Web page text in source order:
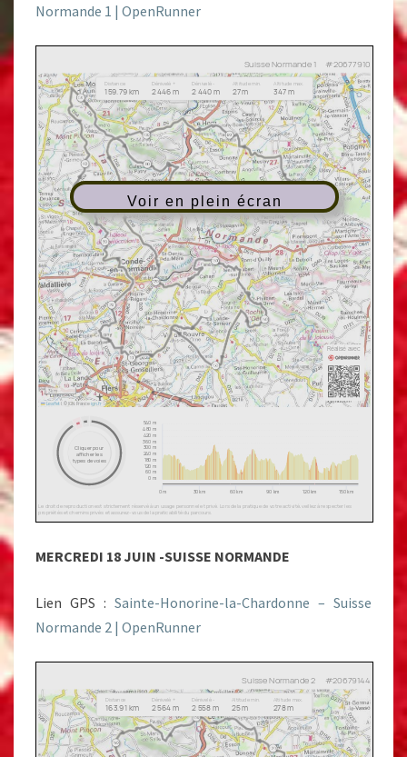
Normande 1 | OpenRunner
Voir en plein écran
MERCREDI 18 JUIN -SUISSE NORMANDE
Lien GPS : Sainte-Honorine-la-Chardonne – Suisse
Normande 2 | OpenRunner